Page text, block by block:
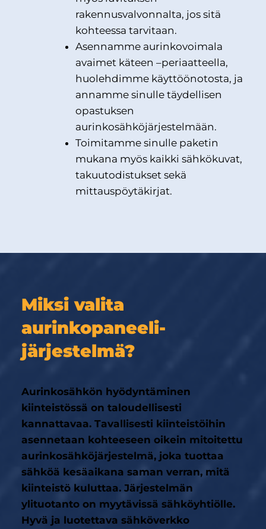
rakennusvalvonnalta, jos sitä
kohteessa tarvitaan.
Asennamme aurinkovoimala
avaimet käteen –periaatteella,
huolehdimme käyttöönotosta, ja
annamme sinulle täydellisen
opastuksen
aurinkosähköjärjestelmään.
Toimitamme sinulle paketin
mukana myös kaikki sähkökuvat,
takuutodistukset sekä
mittauspöytäkirjat.
Miksi valita
aurinkopaneeli­
järjestelmä?
Aurinkosähkön hyödyntäminen
kiinteistössä on taloudellisesti
kannattavaa. Tavallisesti kiinteistöihin
asennetaan kohteeseen oikein mitoitettu
aurinkosähköjärjestelmä, joka tuottaa
sähköä kesäaikana saman verran, mitä
kiinteistö kuluttaa. Järjestelmän
ylituotanto on myytävissä sähköyhtiölle.
Hyvä ja luotettava sähköverkko